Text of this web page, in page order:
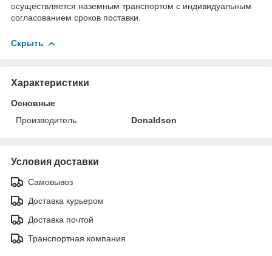
осуществляется наземным транспортом с индивидуальным
согласованием сроков поставки.
Скрыть
Характеристики
Основные
Производитель
Donaldson
Условия доставки
Самовывоз
Доставка курьером
Доставка почтой
Транспортная компания